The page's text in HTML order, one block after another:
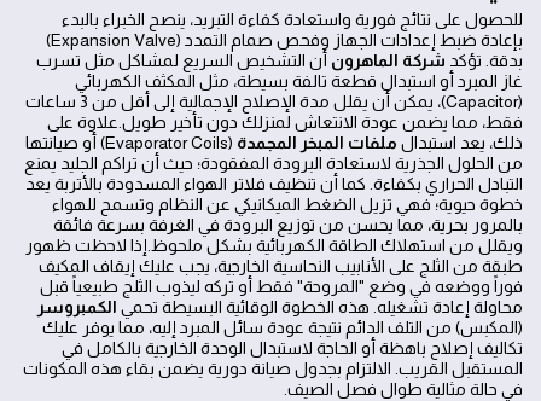
للحصول على نتائج فورية واستعادة كفاءة التبريد، ينصح الخبراء بالبدء
بإعادة ضبط إعدادات الجهاز وفحص صمام التمدد (Expansion Valve)
بدقة. تؤكد شركة الماهرون أن التشخيص السريع لمشاكل مثل تسرب
غاز المبرد أو استبدال قطعة تالفة بسيطة، مثل المكثف الكهربائي
(Capacitor)، يمكن أن يقلل مدة الإصلاح الإجمالية إلى أقل من 3 ساعات
فقط، مما يضمن عودة الانتعاش لمنزلك دون تأخير طويل.علاوة على
ذلك، يعد استبدال ملفات المبخر المجمدة
(Evaporator Coils) أو صيانتها
من الحلول الجذرية لاستعادة البرودة المفقودة؛ حيث أن تراكم الجليد يمنع
التبادل الحراري بكفاءة. كما أن تنظيف فلاتر الهواء المسدودة بالأتربة يعد
خطوة حيوية؛ فهي تزيل الضغط الميكانيكي عن النظام وتسمح للهواء
بالمرور بحرية، مما يحسن من توزيع البرودة في الغرفة بسرعة فائقة
ويقلل من استهلاك الطاقة الكهربائية بشكل ملحوظ.إذا لاحظت ظهور
طبقة من الثلج على الأنابيب النحاسية الخارجية، يجب عليك إيقاف المكيف
فوراً ووضعه في وضع "المروحة" فقط أو تركه ليذوب الثلج طبيعياً قبل
محاولة إعادة تشغيله. هذه الخطوة الوقائية البسيطة تحمي الكمبروسر
(المكبس) من التلف الدائم نتيجة عودة سائل المبرد إليه، مما يوفر عليك
تكاليف إصلاح باهظة أو الحاجة لاستبدال الوحدة الخارجية بالكامل في
المستقبل القريب. الالتزام بجدول صيانة دورية يضمن بقاء هذه المكونات
في حالة مثالية طوال فصل الصيف.